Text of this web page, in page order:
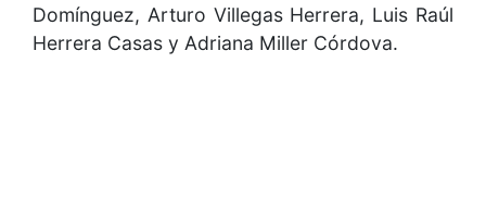
Domínguez, Arturo Villegas Herrera, Luis Raúl
Herrera Casas y Adriana Miller Córdova.